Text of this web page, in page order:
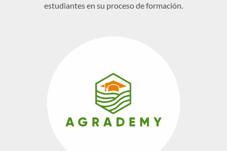
estudiantes en su proceso de formación.